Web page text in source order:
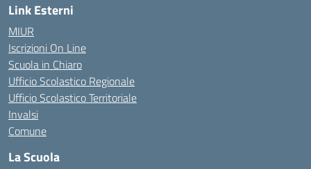
Link Esterni
MIUR
Iscrizioni On Line
Scuola in Chiaro
Ufficio Scolastico Regionale
Ufficio Scolastico Territoriale
Invalsi
Comune
La Scuola